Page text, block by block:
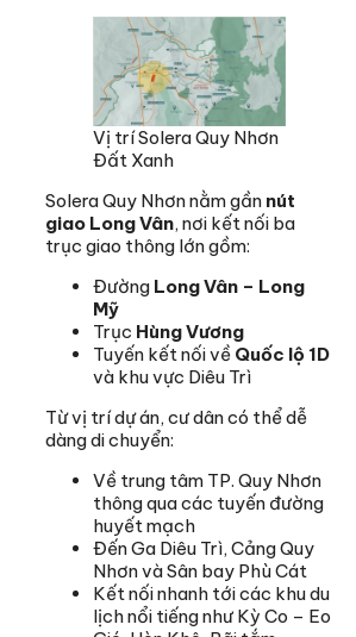
Vị trí Solera Quy Nhơn
Đất Xanh
Solera Quy Nhơn nằm gần nút
giao Long Vân, nơi kết nối ba
trục giao thông lớn gồm:
Đường Long Vân – Long
Mỹ
Trục Hùng Vương
Tuyến kết nối về Quốc lộ 1D
và khu vực Diêu Trì
Từ vị trí dự án, cư dân có thể dễ
dàng di chuyển:
Về trung tâm TP. Quy Nhơn
thông qua các tuyến đường
huyết mạch
Đến Ga Diêu Trì, Cảng Quy
Nhơn và Sân bay Phù Cát
Kết nối nhanh tới các khu du
lịch nổi tiếng như Kỳ Co – Eo